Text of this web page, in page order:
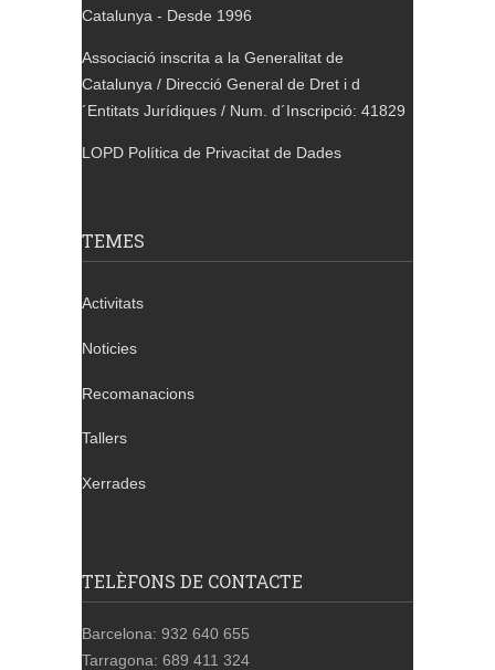
Catalunya - Desde 1996
Associació inscrita a la Generalitat de
Catalunya / Direcció General de Dret i d
´Entitats Jurídiques / Num. d´Inscripció: 41829
LOPD Política de Privacitat de Dades
TEMES
Activitats
Noticies
Recomanacions
Tallers
Xerrades
TELÈFONS DE CONTACTE
Barcelona: 932 640 655
Tarragona: 689 411 324